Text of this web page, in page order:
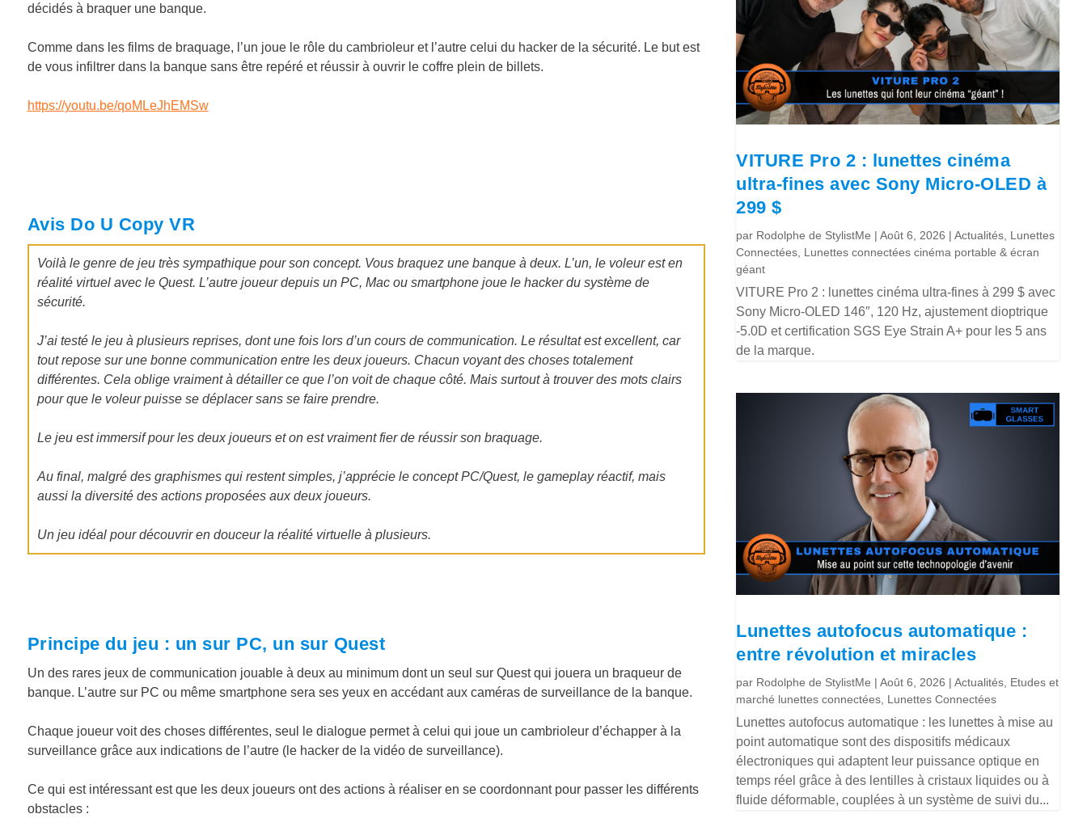
décidés à braquer une banque.
Comme dans les films de braquage, l’un joue le rôle du cambrioleur et l’autre celui du hacker de la sécurité. Le but est
de vous infiltrer dans la banque sans être repéré et réussir à ouvrir le coffre plein de billets.
https://youtu.be/qoMLeJhEMSw
Avis Do U Copy VR
Voilà le genre de jeu très sympathique pour son concept. Vous braquez une banque à deux. L’un, le voleur est en
réalité virtuel avec le Quest. L’autre joueur depuis un PC, Mac ou smartphone joue le hacker du système de
sécurité.
J’ai testé le jeu à plusieurs reprises, dont une fois lors d’un cours de communication. Le résultat est excellent, car
tout repose sur une bonne communication entre les deux joueurs. Chacun voyant des choses totalement
différentes. Cela oblige vraiment à détailler ce que l’on voit de chaque côté. Mais surtout à trouver des mots clairs
pour que le voleur puisse se déplacer sans se faire prendre.
Le jeu est immersif pour les deux joueurs et on est vraiment fier de réussir son braquage.
Au final, malgré des graphismes qui restent simples, j’apprécie le concept PC/Quest, le gameplay réactif, mais
aussi la diversité des actions proposées aux deux joueurs.
Un jeu idéal pour découvrir en douceur la réalité virtuelle à plusieurs.
Principe du jeu : un sur PC, un sur Quest
Un des rares jeux de communication jouable à deux au minimum dont un seul sur Quest qui jouera un braqueur de
banque. L’autre sur PC ou même smartphone sera ses yeux en accédant aux caméras de surveillance de la banque.
Chaque joueur voit des choses différentes, seul le dialogue permet à celui qui joue un cambrioleur d’échapper à la
surveillance grâce aux indications de l’autre (le hacker de la vidéo de surveillance).
Ce qui est intéressant est que les deux joueurs ont des actions à réaliser en se coordonnant pour passer les différents
obstacles :
VITURE Pro 2 : lunettes cinéma
ultra-fines avec Sony Micro-OLED à
299 $
par Rodolphe de StylistMe |Août 6, 2026 |Actualités Lunettes
Connectées Lunettes connectées cinéma portable & écran
géant
VITURE Pro 2 : lunettes cinéma ultra-fines à 299 $ avec
Sony Micro-OLED 146″, 120 Hz, ajustement dioptrique
-5.0D et certification SGS Eye Strain A+ pour les 5 ans
de la marque.
Lunettes autofocus automatique :
entre révolution et miracles
par Rodolphe de StylistMe |Août 6, 2026 |Actualités Etudes et
marché lunettes connectées Lunettes Connectées
Lunettes autofocus automatique : les lunettes à mise au
point automatique sont des dispositifs médicaux
électroniques qui adaptent leur puissance optique en
temps réel grâce à des lentilles à cristaux liquides ou à
fluide déformable, couplées à un système de suivi du...